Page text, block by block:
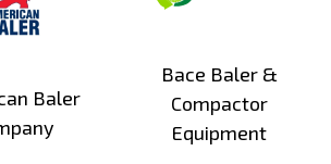
Baler
Bace Baler &
Compactor
Equipment